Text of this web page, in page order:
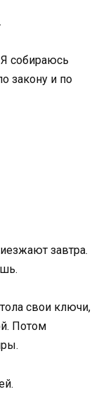
собираюсь
закону и по
завтра.
свои ключи,
Потом